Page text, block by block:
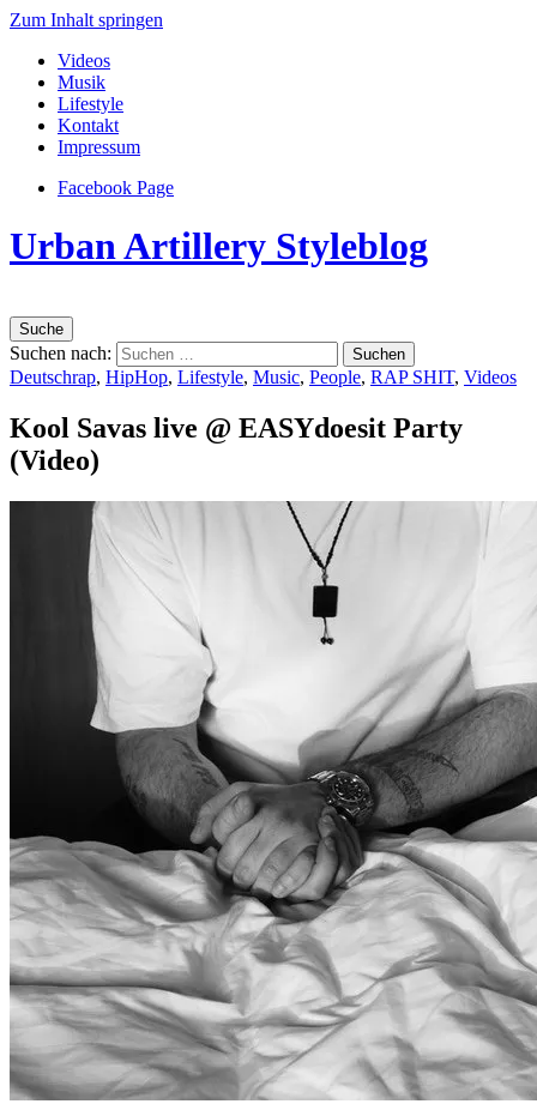
Zum Inhalt springen
Videos
Musik
Lifestyle
Kontakt
Impressum
Facebook Page
Urban Artillery Styleblog
Suche
Suchen nach:
Deutschrap, HipHop, Lifestyle, Music, People, RAP SHIT, Videos
Kool Savas live @ EASYdoesit Party
(Video)